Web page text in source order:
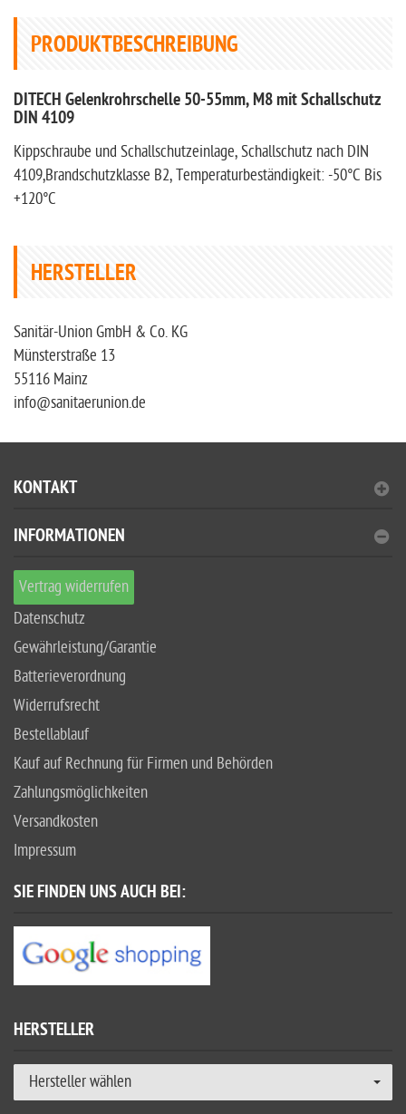
PRODUKTBESCHREIBUNG
DITECH Gelenkrohrschelle 50-55mm, M8 mit Schallschutz
DIN 4109
Kippschraube und Schallschutzeinlage, Schallschutz nach DIN
4109,Brandschutzklasse B2, Temperaturbeständigkeit: -50°C Bis
+120°C
HERSTELLER
Sanitär-Union GmbH & Co. KG
Münsterstraße 13
55116 Mainz
info@sanitaerunion.de
KONTAKT
INFORMATIONEN
Vertrag widerrufen
Datenschutz
Gewährleistung/Garantie
Batterieverordnung
Widerrufsrecht
Bestellablauf
Kauf auf Rechnung für Firmen und Behörden
Zahlungsmöglichkeiten
Versandkosten
Impressum
SIE FINDEN UNS AUCH BEI:
HERSTELLER
Hersteller wählen